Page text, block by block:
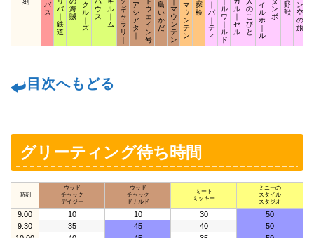
バ
ス
バ
｜
鉄
道
海
賊
ク
ル
｜
ズ
ウ
ス
ル
｜
ム
ギ
ャ
ラ
リ
｜
ア
シ
ア
タ
｜
ウ
ェ
イ
ン
号
島
い
か
だ
マ
ウ
ン
テ
ン
マ
ウ
ン
テ
ン
探
検
｜
パ
｜
テ
ィ
ル
ワ
｜
ル
ド
ル
｜
セ
ル
の
こ
び
と
イ
ル
ホ
｜
ル
ン
ボ
野
獣
ン
空
の
旅
目次へもどる
グリーティング待ち時間
時刻
ウッド
チャック
デイジー
ウッド
チャック
ドナルド
ミート
ミッキー
ミニーの
スタイル
スタジオ
9:00 10 10 30
50
9:30
35 45 40
50